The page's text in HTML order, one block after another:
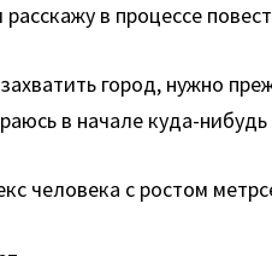
в процессе
город, нужно
в начале куда-
человека с ростом